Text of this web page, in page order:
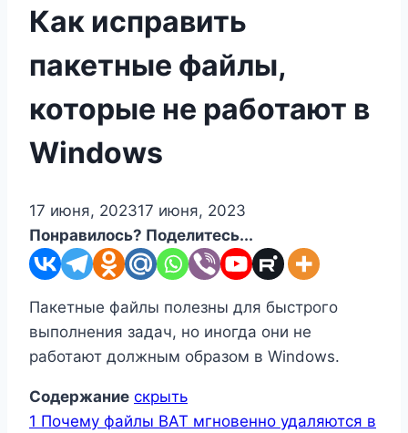
Как исправить
пакетные файлы,
которые не работают в
Windows
17 июня, 202317 июня, 2023
Понравилось? Поделитесь...
Пакетные файлы полезны для быстрого
выполнения задач, но иногда они не
работают должным образом в Windows.
Содержание скрыть
1 Почему файлы BAT мгновенно удаляются в